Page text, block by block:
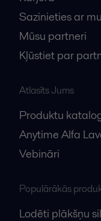
Sazinieties ar
Mūsu partneri
Kļūstiet par
Atlasīts Jums
Produktu
Anytime Alfa
Vebināri
Populārākās
Lodēti plākšņu